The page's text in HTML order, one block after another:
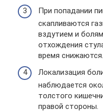
При попадании
скапливаются
вздутием и
отхождения
время снижаются.
Локализация
наблюдается
толстого
правой стороны.